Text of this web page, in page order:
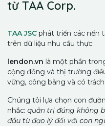
từ TAA Corp.
TAA JSC phát triển các nền
trên dữ liệu nhu cầu thực.
lendon.vn là một phần
cộng đồng và thị trường
vững, công bằng và có
Chúng tôi lựa chọn con
nhắc: quản trị đúng không
đầu từ đạo lý đối với con